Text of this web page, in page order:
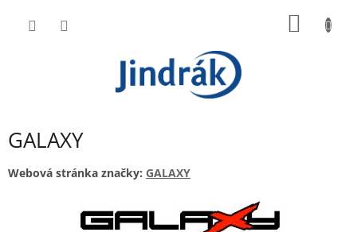
GALAXY
Webová stránka značky: GALAXY